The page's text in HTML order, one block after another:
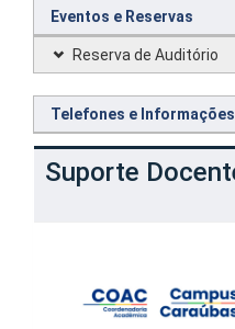
Eventos e Reservas
Reserva de Auditório
Telefones e
Suporte